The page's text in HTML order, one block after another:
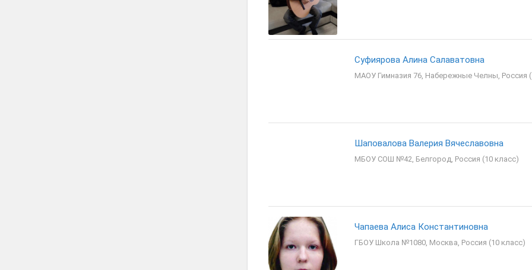
Суфиярова Алина Салаватовна
МАОУ Гимназия 76, Набережные Челны, Россия
Шаповалова Валерия Вячеславовна
МБОУ СОШ №42, Белгород, Россия (10 класс)
Чапаева Алиса Константиновна
ГБОУ Школа №1080, Москва, Россия (10 класс)